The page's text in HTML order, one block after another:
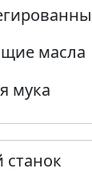
масла
мука
станок